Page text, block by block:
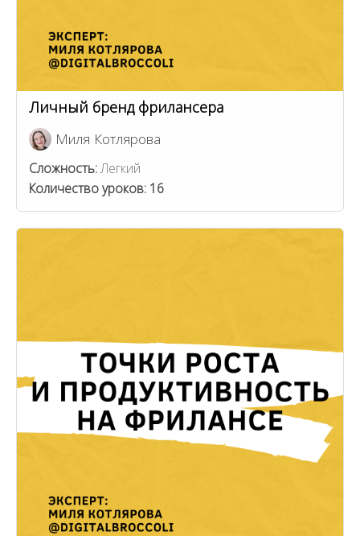
Личный бренд фрилансера
Миля Котлярова
Сложность:Легкий
Количество уроков: 16